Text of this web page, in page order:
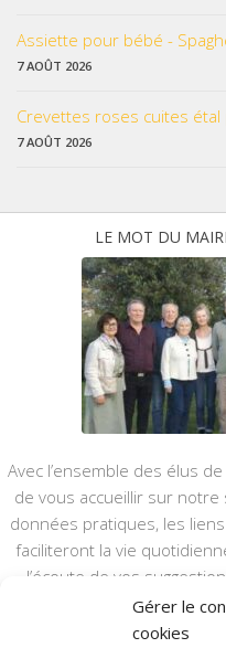
Gérer le
cookies
Assiette pour bébé -
7 AOÛT 2026
Crevettes roses cuites
7 AOÛT 2026
LE MOT DU
Avec l’ensemble des élus
de vous accueillir sur
données pratiques, les
faciliteront la vie
l’écoute de vos
rubriques